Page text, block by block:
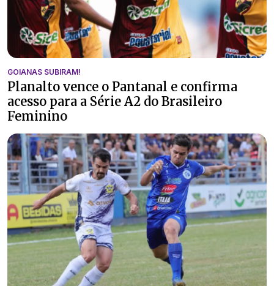
GOIANAS SUBIRAM!
Planalto vence o Pantanal e confirma
acesso para a Série A2 do Brasileiro
Feminino